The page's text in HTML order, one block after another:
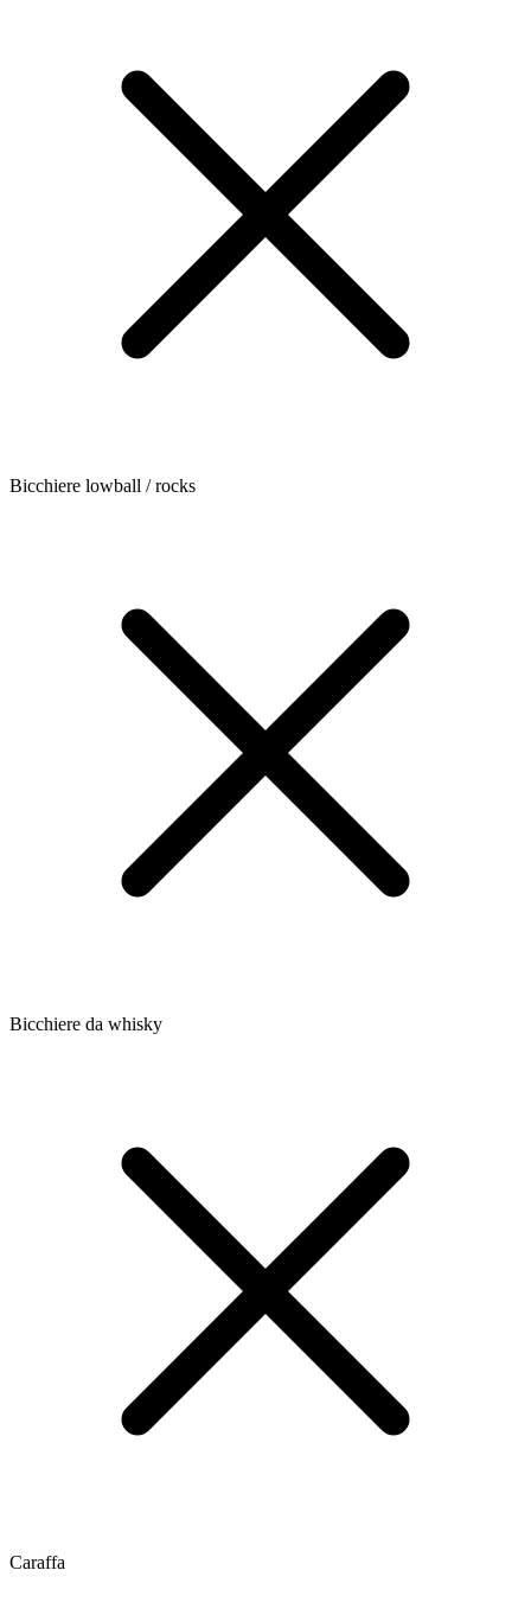
Bicchiere lowball / rocks
Bicchiere da whisky
Caraffa